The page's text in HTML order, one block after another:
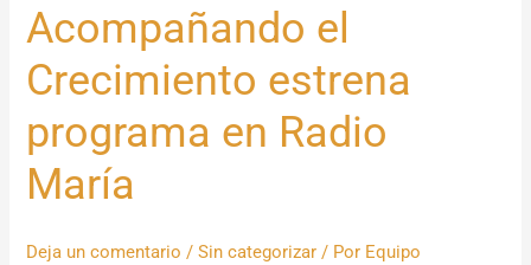
Acompañando el
Crecimiento estrena
programa en Radio
María
Deja un comentario /Sin categorizar / Por Equipo